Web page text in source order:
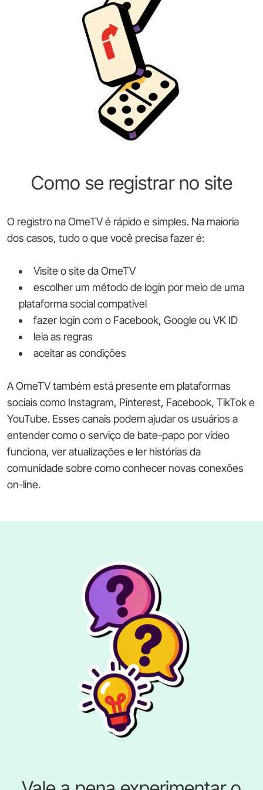
Como se registrar no site
O registro na OmeTV é rápido e simples. Na maioria
dos casos, tudo o que você precisa fazer é:
Visite o site da OmeTV
escolher um método de login por meio de uma
plataforma social compatível
fazer login com o Facebook, Google ou VK ID
leia as regras
aceitar as condições
A OmeTV também está presente em plataformas
sociais como Instagram, Pinterest, Facebook, TikTok e
YouTube. Esses canais podem ajudar os usuários a
entender como o serviço de bate-papo por vídeo
funciona, ver atualizações e ler histórias da
comunidade sobre como conhecer novas conexões
on-line.